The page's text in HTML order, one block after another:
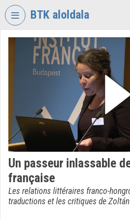
Fejléc kihagyása
BTK aloldala
VIDEOTORIUM
BÖLCSÉSZETTUDOMÁNYI
Bejelentkezés
Intézményi felfedezés
Kategóriák
Intézményi listák
Un passeur inlassable
française
Les relations littéraires franco-
traductions et les critiques de